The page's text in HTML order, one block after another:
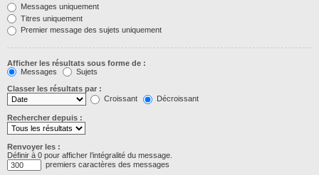
Messages uniquement
Titres uniquement
Premier message des sujets uniquement
Afficher les résultats sous forme de :
Messages
Sujets
Classer les résultats par :
Croissant
Décroissant
Rechercher depuis :
Renvoyer les :
Définir à 0 pour afficher l’intégralité du message.
premiers caractères des messages